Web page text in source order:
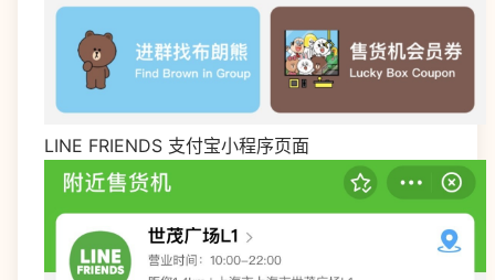
LINE FRIENDS 支付宝小程序页面